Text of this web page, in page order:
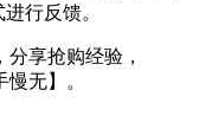
行反馈。
享抢购经验，
无】。